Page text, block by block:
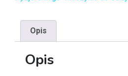
Opis
Opis